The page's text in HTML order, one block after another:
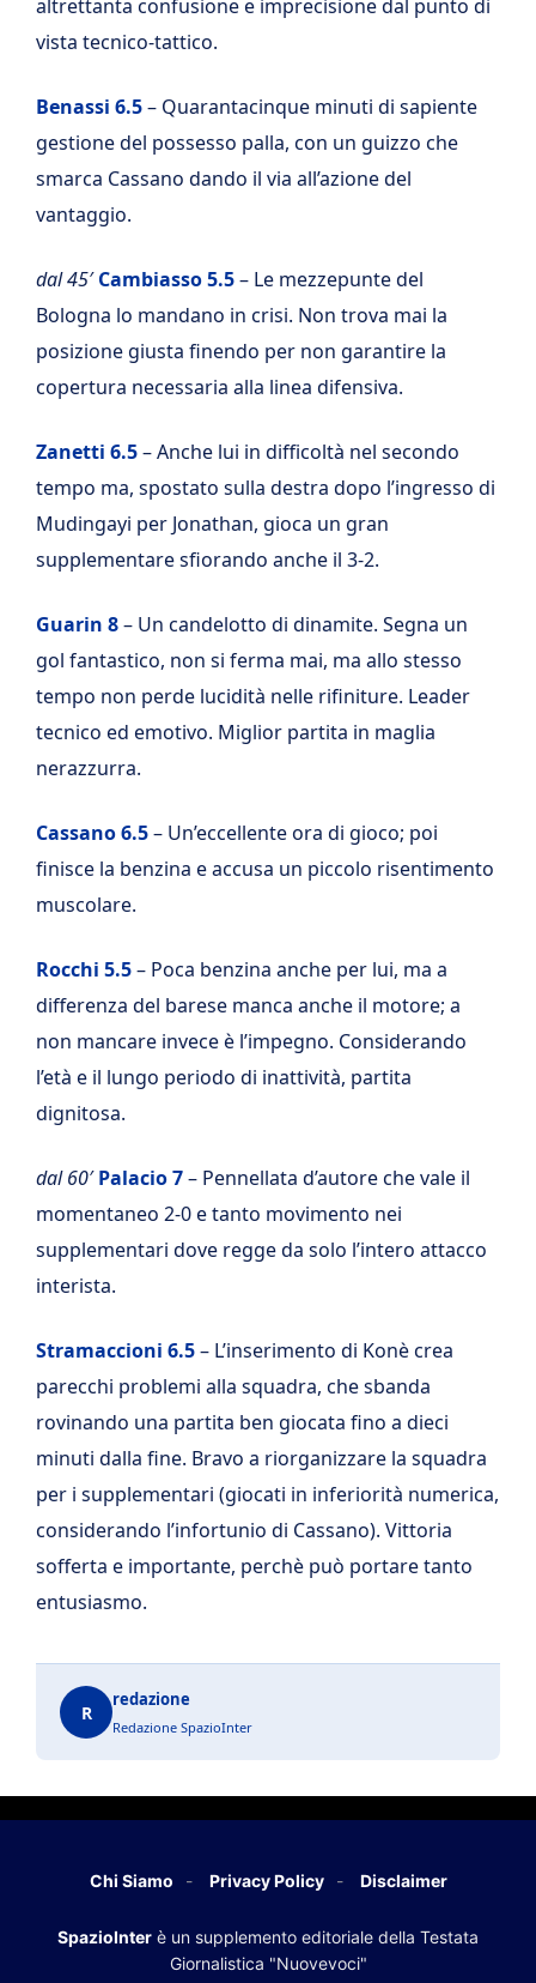
altrettanta confusione e imprecisione dal punto di
vista tecnico-tattico.
Benassi 6.5– Quarantacinque minuti di sapiente
gestione del possesso palla, con un guizzo che
smarca Cassano dando il via all’azione del
vantaggio.
dal 45′Cambiasso 5.5– Le mezzepunte del
Bologna lo mandano in crisi. Non trova mai la
posizione giusta finendo per non garantire la
copertura necessaria alla linea difensiva.
Zanetti 6.5– Anche lui in difficoltà nel secondo
tempo ma, spostato sulla destra dopo l’ingresso di
Mudingayi per Jonathan, gioca un gran
supplementare sfiorando anche il 3-2.
Guarin 8– Un candelotto di dinamite. Segna un
gol fantastico, non si ferma mai, ma allo stesso
tempo non perde lucidità nelle rifiniture. Leader
tecnico ed emotivo. Miglior partita in maglia
nerazzurra.
Cassano 6.5– Un’eccellente ora di gioco; poi
finisce la benzina e accusa un piccolo risentimento
muscolare.
Rocchi 5.5– Poca benzina anche per lui, ma a
differenza del barese manca anche il motore; a
non mancare invece è l’impegno. Considerando
l’età e il lungo periodo di inattività, partita
dignitosa.
dal 60′Palacio 7– Pennellata d’autore che vale il
momentaneo 2-0 e tanto movimento nei
supplementari dove regge da solo l’intero attacco
interista.
Stramaccioni 6.5– L’inserimento di Konè crea
parecchi problemi alla squadra, che sbanda
rovinando una partita ben giocata fino a dieci
minuti dalla fine. Bravo a riorganizzare la squadra
per i supplementari (giocati in inferiorità numerica,
considerando l’infortunio di Cassano). Vittoria
sofferta e importante, perchè può portare tanto
entusiasmo.
R
redazione
Redazione SpazioInter
Chi Siamo Privacy Policy Disclaimer
SpazioInter è un supplemento editoriale della Testata
Giornalistica "Nuovevoci"